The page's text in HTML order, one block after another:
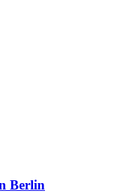
Berlin